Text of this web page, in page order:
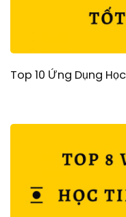
Top 10 Ứng Dụng